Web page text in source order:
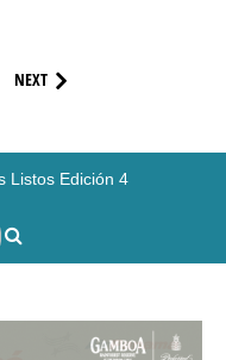
NEXT
Listos Edición 4